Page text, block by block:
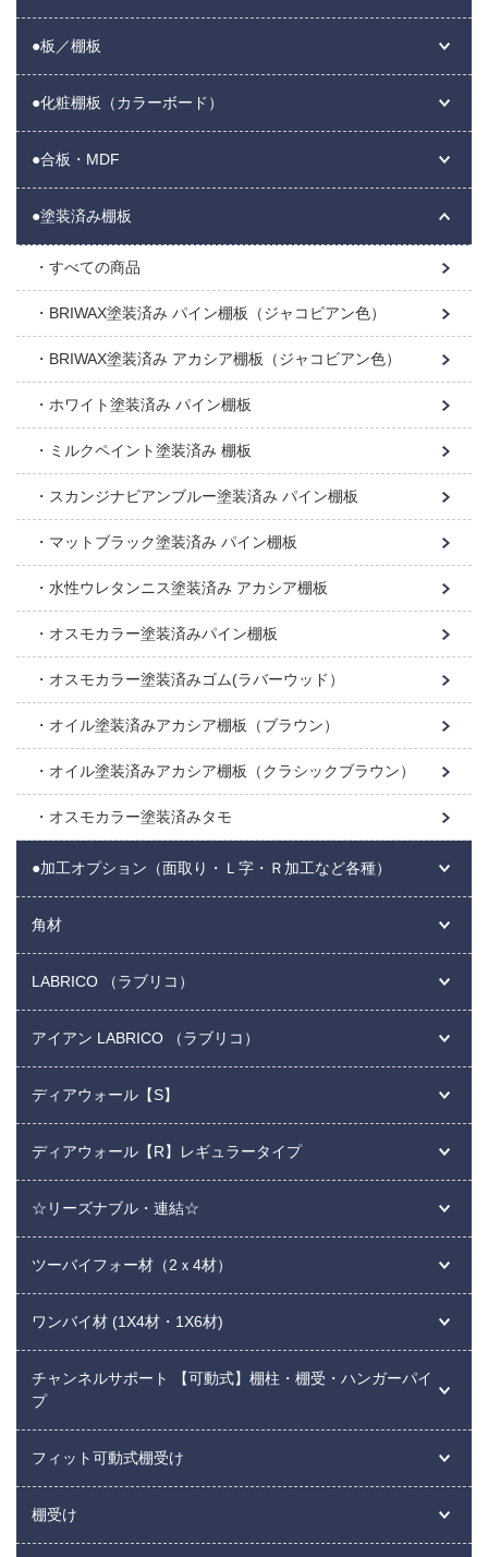
●板／棚板
●化粧棚板（カラーボード）
●合板・MDF
●塗装済み棚板
すべての商品
BRIWAX塗装済み パイン棚板（ジャコビアン色）
BRIWAX塗装済み アカシア棚板（ジャコビアン色）
ホワイト塗装済み パイン棚板
ミルクペイント塗装済み 棚板
スカンジナビアンブルー塗装済み パイン棚板
マットブラック塗装済み パイン棚板
水性ウレタンニス塗装済み アカシア棚板
オスモカラー塗装済みパイン棚板
オスモカラー塗装済みゴム(ラバーウッド）
オイル塗装済みアカシア棚板（ブラウン）
オイル塗装済みアカシア棚板（クラシックブラウン）
オスモカラー塗装済みタモ
●加工オプション（面取り・Ｌ字・Ｒ加工など各種）
角材
LABRICO （ラブリコ）
アイアン LABRICO （ラブリコ）
ディアウォール【S】
ディアウォール【R】レギュラータイプ
☆リーズナブル・連結☆
ツーバイフォー材（2ｘ4材）
ワンバイ材 (1X4材・1X6材)
チャンネルサポート 【可動式】棚柱・棚受・ハンガーパイ
プ
フィット可動式棚受け
棚受け